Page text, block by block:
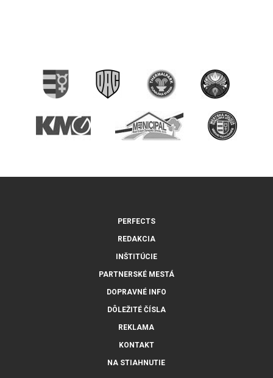
PERFECTS
REDAKCIA
INŠTITÚCIE
PARTNERSKÉ MESTÁ
DOPRAVNÉ INFO
DÔLEŽITÉ ČÍSLA
REKLAMA
KONTAKT
NA STIAHNUTIE